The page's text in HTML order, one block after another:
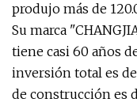
produjo más de
Su marca
tiene casi 60 años
inversión total es
de construcción es